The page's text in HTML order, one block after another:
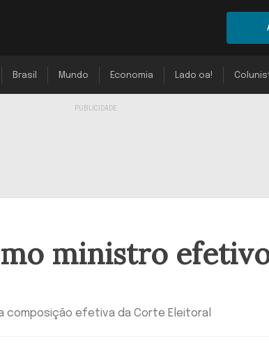
Brasil Mundo Economia Lado oa!
ministro
composição efetiva da Corte Eleitoral